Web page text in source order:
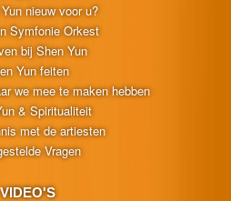
nieuw voor u?
Symfonie Orkest
bij Shen Yun
Yun feiten
we mee te maken hebben
& Spiritualiteit
met de artiesten
Vragen
VIDEO'S